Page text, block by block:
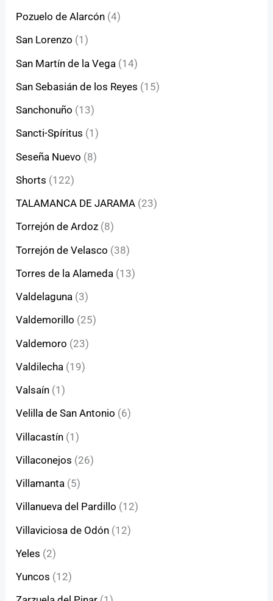
Pozuelo de Alarcón (4)
San Lorenzo (1)
San Martín de la Vega (14)
San Sebasián de los Reyes (15)
Sanchonuño (13)
Sancti-Spíritus (1)
Seseña Nuevo (8)
Shorts (122)
TALAMANCA DE JARAMA (23)
Torrejón de Ardoz (8)
Torrejón de Velasco (38)
Torres de la Alameda (13)
Valdelaguna (3)
Valdemorillo (25)
Valdemoro (23)
Valdilecha (19)
Valsaín (1)
Velilla de San Antonio (6)
Villacastín (1)
Villaconejos (26)
Villamanta (5)
Villanueva del Pardillo (12)
Villaviciosa de Odón (12)
Yeles (2)
Yuncos (12)